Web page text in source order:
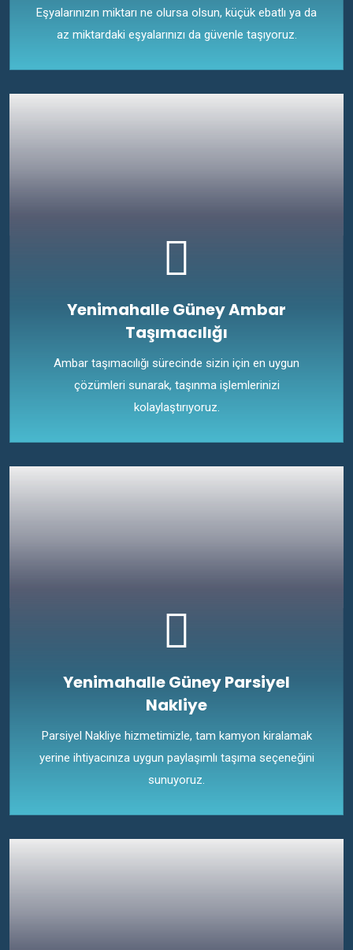
Eşyalarınızın miktarı ne olursa olsun, küçük ebatlı ya da
az miktardaki eşyalarınızı da güvenle taşıyoruz.
Yenimahalle Güney Ambar
Taşımacılığı
Ambar taşımacılığı sürecinde sizin için en uygun
çözümleri sunarak, taşınma işlemlerinizi
kolaylaştırıyoruz.
Yenimahalle Güney Parsiyel
Nakliye
Parsiyel Nakliye hizmetimizle, tam kamyon kiralamak
yerine ihtiyacınıza uygun paylaşımlı taşıma seçeneğini
sunuyoruz.